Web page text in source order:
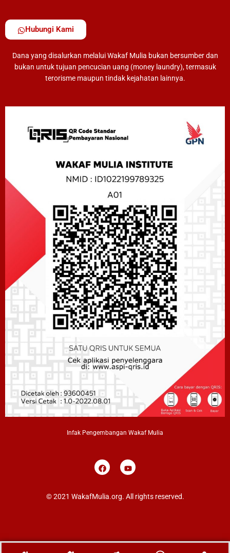
Hubungi Kami
Dana yang disalurkan melalui Wakaf Mulia bukan bersumber dan
bukan untuk tujuan pencucian uang (money laundry), termasuk
terorisme maupun tindak kejahatan lainnya.
Infak Pengembangan Wakaf Mulia
F
a
c
b
o
Y
o
u
u
b
© 2021 WakafMulia.org. All rights reserved.